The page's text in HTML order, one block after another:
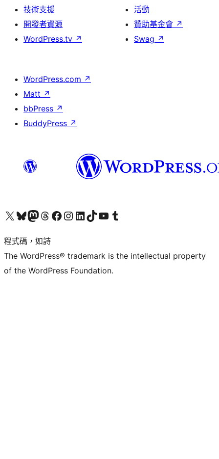
技術支援
開發者資源
WordPress.tv ↗
活動
贊助基金會 ↗
Swag ↗
WordPress.com ↗
Matt ↗
bbPress ↗
BuddyPress ↗
查看我們的 X (之前的 Twitter) 帳號造訪我們的 Bluesky 帳號造訪我們的 Mastodon 帳號造訪我們的 Threads 帳號 造訪我們的 Facebook 粉絲專頁Visit our Instagram account
Visit our LinkedIn account
造訪我們的 TikTok 帳號Visit our YouTube channel
造訪我們的 Tumblr 帳號
程式碼，如詩
The WordPress® trademark is the intellectual property
of the WordPress Foundation.